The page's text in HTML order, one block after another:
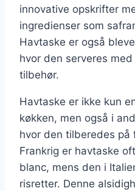
innovative opskrifter
ingredienser som
Havtaske er også
hvor den serveres
tilbehør.
Havtaske er ikke kun
køkken, men også i
hvor den tilberedes på
Frankrig er havtaske
blanc, mens den i
risretter. Denne